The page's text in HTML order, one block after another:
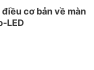
cơ bản về màn
LED